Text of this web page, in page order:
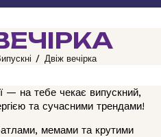
Двіж вечірка
— на тебе чекає випускний,
та сучасними трендами!
мемами та крутими